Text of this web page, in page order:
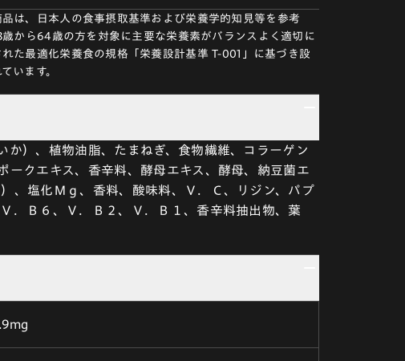
品は、日本人の食事摂取基準および栄養学的知見等を参考
歳から64歳の方を対象に主要な栄養素がバランスよく適切に
た最適化栄養食の規格「栄養設計基準 T-001」に基づき設
います。
か）、植物油脂、たまねぎ、食物繊維、コラーゲン
ークエキス、香辛料、酵母エキス、酵母、納豆菌エ
、塩化Ｍｇ、香料、酸味料、Ｖ．Ｃ、リジン、パプ
．Ｂ６、Ｖ．Ｂ２、Ｖ．Ｂ１、香辛料抽出物、葉